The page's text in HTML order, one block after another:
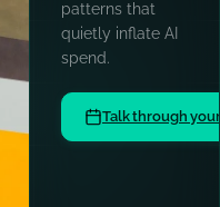
patterns that
quietly inflate AI
spend.
Talk through